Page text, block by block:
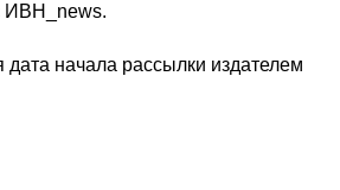
ИВН_news.
начала рассылки издателем